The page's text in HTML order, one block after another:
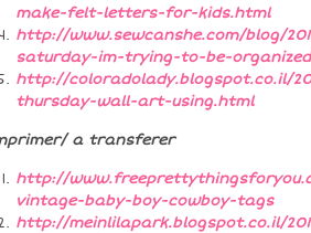
make-felt-letters-for-kids.html
http://www.sewcanshe.com/blog/
saturday-im-trying-to-be-
http://coloradolady.blogspot.co.il/
thursday-wall-art-using.html
a transferer
http://
vintage-baby-boy-cowboy-tags
http://meinlilapark.blogspot.co.il/